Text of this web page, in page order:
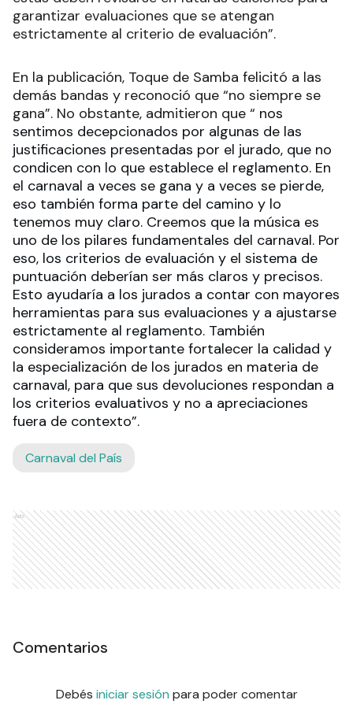
garantizar evaluaciones que se atengan
estrictamente al criterio de evaluación”.
En la publicación, Toque de Samba felicitó a las
demás bandas y reconoció que “no siempre se
gana”. No obstante, admitieron que “ nos
sentimos decepcionados por algunas de las
justificaciones presentadas por el jurado, que no
condicen con lo que establece el reglamento. En
el carnaval a veces se gana y a veces se pierde,
eso también forma parte del camino y lo
tenemos muy claro. Creemos que la música es
uno de los pilares fundamentales del carnaval. Por
eso, los criterios de evaluación y el sistema de
puntuación deberían ser más claros y precisos.
Esto ayudaría a los jurados a contar con mayores
herramientas para sus evaluaciones y a ajustarse
estrictamente al reglamento. También
consideramos importante fortalecer la calidad y
la especialización de los jurados en materia de
carnaval, para que sus devoluciones respondan a
los criterios evaluativos y no a apreciaciones
fuera de contexto”.
Carnaval del País
Ads
Comentarios
Debés iniciar sesión para poder comentar